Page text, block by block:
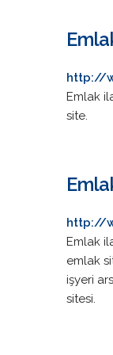
http://
Emlak
site.
http://
Emlak
emlak
işyeri
sitesi.